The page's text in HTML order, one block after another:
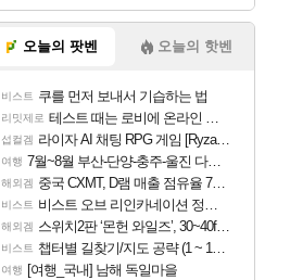
오늘의 팟벤 오늘의 핫벤
비스트 쿠를 먼저 보내서 기습하는 법
리밋제로 테스트 때는 로비에 온라인 기능이 있는데
섭컬겜 라이자 AI 채팅 RPG 게임 [RyzaChat: AI] 공개
여행 7월~8월 부산-단양-충주-울진 다녀왔어요~
해외겜 중국 CXMT, D램 매출 점유율 7%…글로벌 4위로 부상
비스트 비스트 오브 리인카네이션 정보/공략글 모음
해외겜 스위치2판 ‘몬헌 와일즈’, 30~40fps 목표 추정
비스트 챕터별 길찾기/지도 공략 (1 ~ 12장)
여행 [여행_국내] 남해 독일마을